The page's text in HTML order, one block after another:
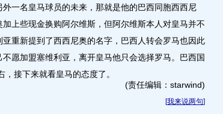
名皇马球员的未来，那就是他的巴西同胞西西尼
上些现金换购阿尔维斯，但阿尔维斯本人对皇马并不
重新提到了西西尼奥的名字，巴西人转会罗马也因此
愿加盟塞维利亚，离开皇马他只会选择罗马。巴西国
接下来就看皇马的态度了。
(责任编辑：starwind)
[我来说两句]